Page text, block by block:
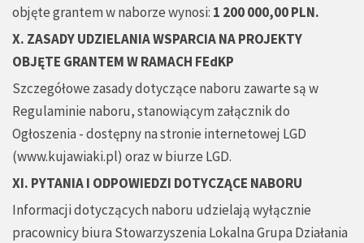
objęte grantem w naborze wynosi: 1 200 000,00 PLN.
X. ZASADY UDZIELANIA WSPARCIA NA PROJEKTY
OBJĘTE GRANTEM W RAMACH FEdKP
Szczegółowe zasady dotyczące naboru zawarte są w
Regulaminie naboru, stanowiącym załącznik do
Ogłoszenia - dostępny na stronie internetowej LGD
(www.kujawiaki.pl) oraz w biurze LGD.
XI. PYTANIA I ODPOWIEDZI DOTYCZĄCE NABORU
Informacji dotyczących naboru udzielają wyłącznie
pracownicy biura Stowarzyszenia Lokalna Grupa Działania